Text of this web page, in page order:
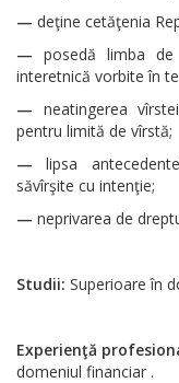
— deţine cetăţenia
— posedă limba
interetnică vorbite în
— neatingerea
pentru limită de vîrstă;
— lipsa
săvîrşite cu intenţie;
— neprivarea de
Studii: Superioare în
Experienţă
domeniul financiar .